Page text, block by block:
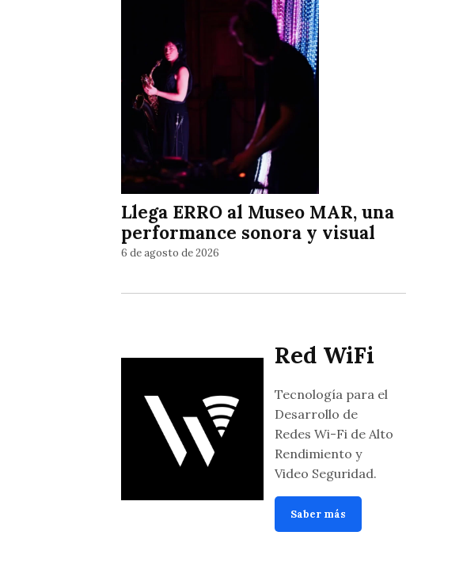
Llega ERRO al Museo MAR, una
performance sonora y visual
6 de agosto de 2026
Red WiFi
Tecnología para el
Desarrollo de
Redes Wi-Fi de Alto
Rendimiento y
Video Seguridad.
Saber más